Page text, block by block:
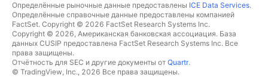
Определённые рыночные данные предоставлены ICE Data Services.
Определённые справочные данные предоставлены компанией
FactSet. Copyright © 2026 FactSet Research Systems Inc.
Copyright © 2026, Американская банковская ассоциация. База
данных CUSIP предоставлена FactSet Research Systems Inc. Все
права защищены.
Отчётность для SEC и другие документы от Quartr.
© TradingView, Inc., 2026 Все права защищены.